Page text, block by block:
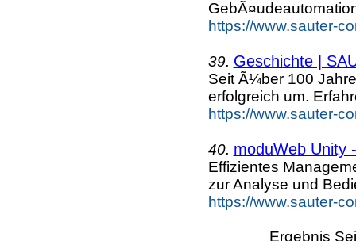
https://www.sauter-
39. Geschichte |
Seit Ã¼ber 100
erfolgreich um.
https://www.sauter-
40. moduWeb Unity
Effizientes
zur Analyse und
https://www.sauter-
Ergebnis